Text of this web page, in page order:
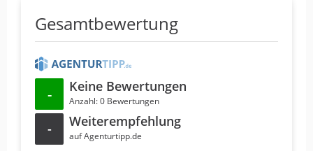
Gesamtbewertung
- Keine Bewertungen
Anzahl: 0 Bewertungen
- Weiterempfehlung
auf Agenturtipp.de